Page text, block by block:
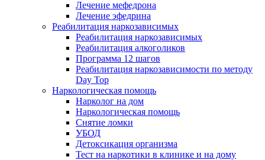
Лечение мефедрона
Лечение эфедрина
Реабилитация наркозависимых
Реабилитация наркозависимых
Реабилитация алкоголиков
Программа 12 шагов
Реабилитация наркозависимости по методу
Day Top
Наркологическая помощь
Нарколог на дом
Наркологическая помощь
Снятие ломки
УБОД
Детоксикация организма
Тест на наркотики в клинике и на дому